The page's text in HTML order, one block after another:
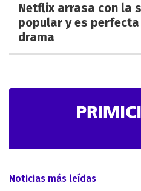
Netflix arrasa con la
popular y es
drama
Noticias más leídas